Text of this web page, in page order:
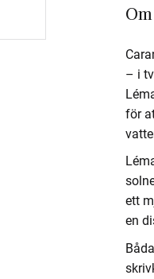
– i
för
ett
en